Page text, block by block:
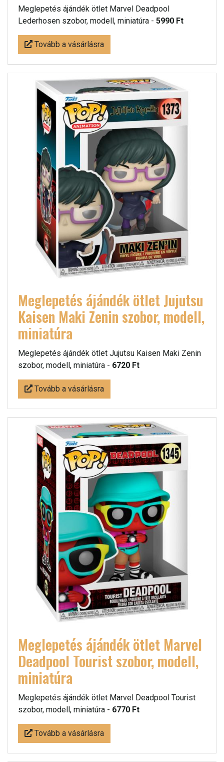
Meglepetés ájándék ötlet Marvel Deadpool
Lederhosen szobor, modell, miniatúra - 5990 Ft
Tovább a vásárlásra
Meglepetés ájándék ötlet Jujutsu
Kaisen Maki Zenin szobor, modell,
miniatúra
Meglepetés ájándék ötlet Jujutsu Kaisen Maki Zenin
szobor, modell, miniatúra - 6720 Ft
Tovább a vásárlásra
Meglepetés ájándék ötlet Marvel
Deadpool Tourist szobor, modell,
miniatúra
Meglepetés ájándék ötlet Marvel Deadpool Tourist
szobor, modell, miniatúra - 6770 Ft
Tovább a vásárlásra